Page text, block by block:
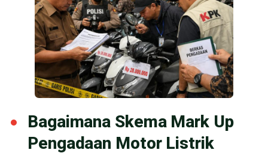
Bagaimana Skema Mark Up
Pengadaan Motor Listrik